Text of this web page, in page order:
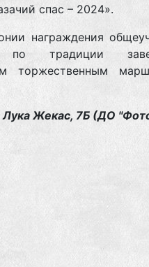
спас – 2024».
награждения
по традиции
торжественным
Жекас, 7Б (ДО